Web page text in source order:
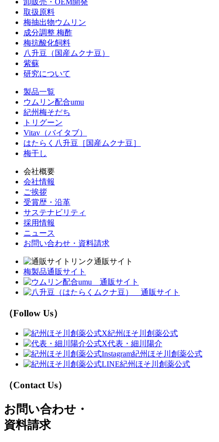
取扱原料
梅抽出物ウムリン
成分調整 梅酢
梅抗酸化飼料
八升豆（国産ムクナ豆）
紫蘇
研究について
製品一覧
ウムリン配合umu
紀州梅そだち
トリグーン
Vitav（バイタブ）
はたらく八升豆［国産ムクナ豆］
梅干し
会社概要
会社情報
ご挨拶
受賞歴・沿革
サステナビリティ
採用情報
ニュース
お問い合わせ・資料請求
通販サイト
梅製品通販サイト
（Follow Us）
紀州ほそ川創薬公式
代表・細川陽介
紀州ほそ川創薬公式
紀州ほそ川創薬公式
（Contact Us）
お問い合わせ・
資料請求